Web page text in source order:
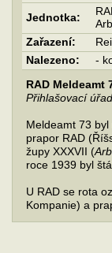
Jednotka:
Zařazení:
Nalezeno:
-
RAD Meldeamt
Přihlašovací
Meldeamt 73
prapor RAD
župy XXXVII (
roce 1939 byl
U RAD se rota
Kompanie) a